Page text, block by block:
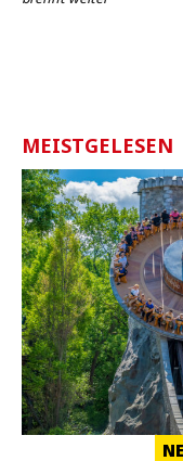
MEISTGELESEN